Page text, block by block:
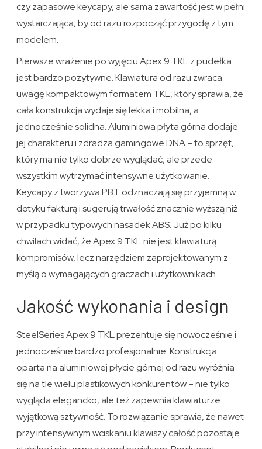
czy zapasowe keycapy, ale sama zawartość jest w pełni
wystarczająca, by od razu rozpocząć przygodę z tym
modelem.
Pierwsze wrażenie po wyjęciu Apex 9 TKL z pudełka
jest bardzo pozytywne. Klawiatura od razu zwraca
uwagę kompaktowym formatem TKL, który sprawia, że
cała konstrukcja wydaje się lekka i mobilna, a
jednocześnie solidna. Aluminiowa płyta górna dodaje
jej charakteru i zdradza gamingowe DNA – to sprzęt,
który ma nie tylko dobrze wyglądać, ale przede
wszystkim wytrzymać intensywne użytkowanie.
Keycapy z tworzywa PBT odznaczają się przyjemną w
dotyku fakturą i sugerują trwałość znacznie wyższą niż
w przypadku typowych nasadek ABS. Już po kilku
chwilach widać, że Apex 9 TKL nie jest klawiaturą
kompromisów, lecz narzędziem zaprojektowanym z
myślą o wymagających graczach i użytkownikach.
Jakość wykonania i design
SteelSeries Apex 9 TKL prezentuje się nowocześnie i
jednocześnie bardzo profesjonalnie. Konstrukcja
oparta na aluminiowej płycie górnej od razu wyróżnia
się na tle wielu plastikowych konkurentów – nie tylko
wygląda elegancko, ale też zapewnia klawiaturze
wyjątkową sztywność. To rozwiązanie sprawia, że nawet
przy intensywnym wciskaniu klawiszy całość pozostaje